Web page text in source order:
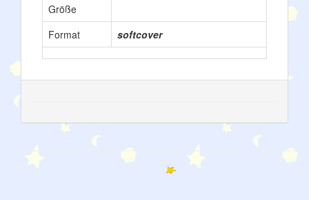
Größe
Format
softcover